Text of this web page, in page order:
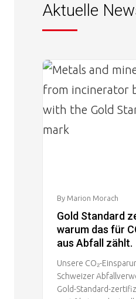
Aktuelle
Image
By Marion Morach
Gold Standard
warum das für
aus Abfall zählt.
Unsere CO₂-
Schweizer
Gold-Standard-